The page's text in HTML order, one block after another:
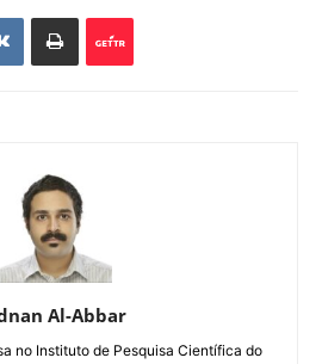
Al-Abbar
no Instituto de Pesquisa Científica do